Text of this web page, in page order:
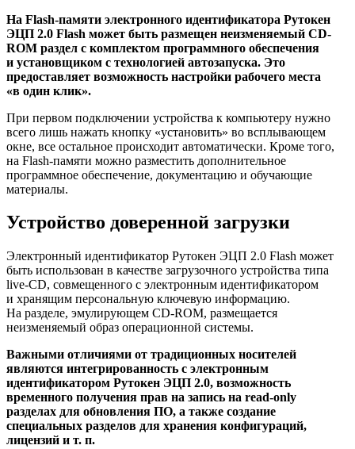
На Flash-памяти электронного идентификатора Рутокен
ЭЦП 2.0 Flash может быть размещен неизменяемый CD-
ROM раздел с комплектом программного обеспечения
и установщиком с технологией автозапуска. Это
предоставляет возможность настройки рабочего места
«в один клик».
При первом подключении устройства к компьютеру нужно
всего лишь нажать кнопку «установить» во всплывающем
окне, все остальное происходит автоматически. Кроме того,
на Flash-памяти можно разместить дополнительное
программное обеспечение, документацию и обучающие
материалы.
Устройство доверенной загрузки
Электронный идентификатор Рутокен ЭЦП 2.0 Flash может
быть использован в качестве загрузочного устройства типа
live-CD, совмещенного с электронным идентификатором
и хранящим персональную ключевую информацию.
На разделе, эмулирующем CD-ROM, размещается
неизменяемый образ операционной системы.
Важными отличиями от традиционных носителей
являются интегрированность с электронным
идентификатором Рутокен ЭЦП 2.0, возможность
временного получения прав на запись на read-only
разделах для обновления ПО, а также создание
специальных разделов для хранения конфигураций,
лицензий и т. п.